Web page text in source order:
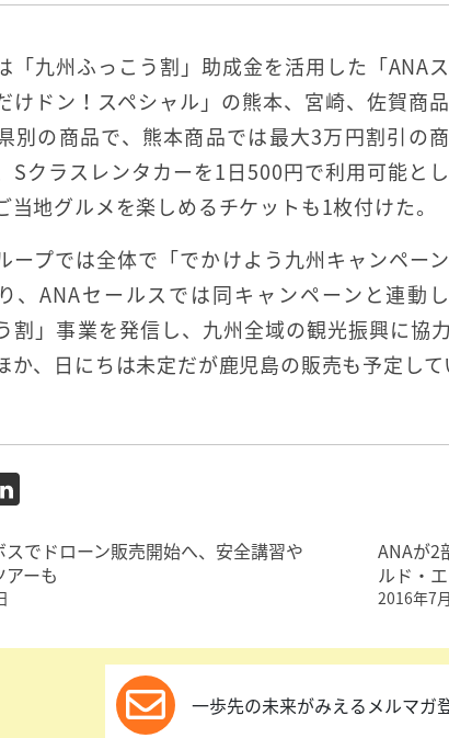
「九州ふっこう割」助成金を活用した「ANA
けドン！スペシャル」の熊本、宮崎、佐賀商
別の商品で、熊本商品では最大3万円割引の
Sクラスレンタカーを1日500円で利用可能と
当地グルメを楽しめるチケットも1枚付けた。
ープでは全体で「でかけよう九州キャンペーン
、ANAセールスでは同キャンペーンと連動
割」事業を発信し、九州全域の観光振興に
か、日にちは未定だが鹿児島の販売も予定して
スでドローン販売開始へ、安全講習や
ーも
ANAが2
ルド・
2016年7
一歩先の未来がみえるメルマガ